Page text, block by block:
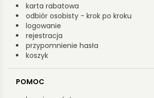
karta rabatowa
odbiór osobisty - krok po kroku
logowanie
rejestracja
przypomnienie hasła
koszyk
POMOC